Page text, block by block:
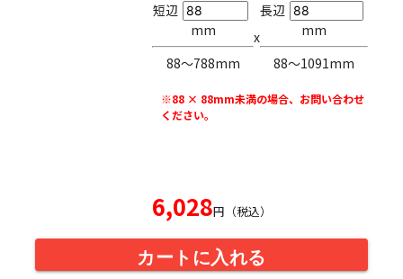
短辺
mm
88〜788mm
x
長辺
mm
88〜1091mm
※88 × 88mm未満の場合、お問い合わせ
ください。
6,028円（税込）
カートに入れる